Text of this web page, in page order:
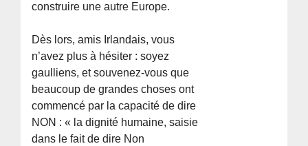
construire une autre Europe.
Dès lors, amis Irlandais, vous
n’avez plus à hésiter : soyez
gaulliens, et souvenez-vous que
beaucoup de grandes choses ont
commencé par la capacité de dire
NON : « la dignité humaine, saisie
dans le fait de dire Non